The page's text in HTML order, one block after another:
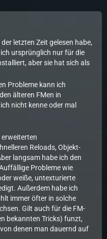
letzten Zeit gelesen habe,
ursprünglich nur für die
aber sie hat sich als
Probleme kann ich
älteren FMen in
nicht kenne oder mal
erweiterten
Reloads, Objekt-
langsam habe ich den
Probleme wie
weiße, untexturierte
Außerdem habe ich
immer öfter in solche
Gilt auch für die FM-
bekannten Tricks) funzt,
denen man dauernd auf